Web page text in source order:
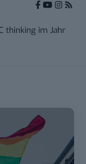
thinking im Jahr